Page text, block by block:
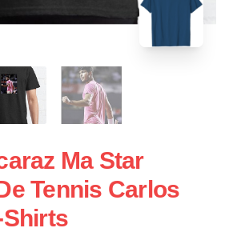
Ma Star
Tennis Carlos
Shirts